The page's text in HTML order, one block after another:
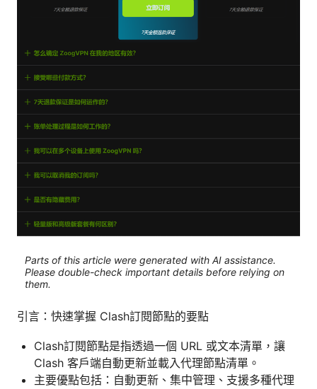
Parts of this article were generated with AI assistance.
Please double-check important details before relying on
them.
引言：快速掌握 Clash訂閱節點的要點
Clash訂閱節點是指透過一個 URL 或文本清單，讓
Clash 客戶端自動更新並載入代理節點清單。
主要優點包括：自動更新、集中管理、支援多種代理